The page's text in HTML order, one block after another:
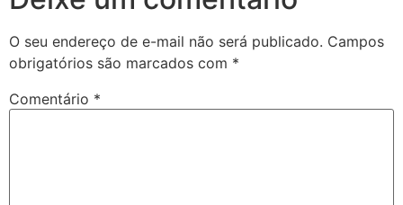
O seu endereço de e-mail não será publicado. Campos
obrigatórios são marcados com *
Comentário *